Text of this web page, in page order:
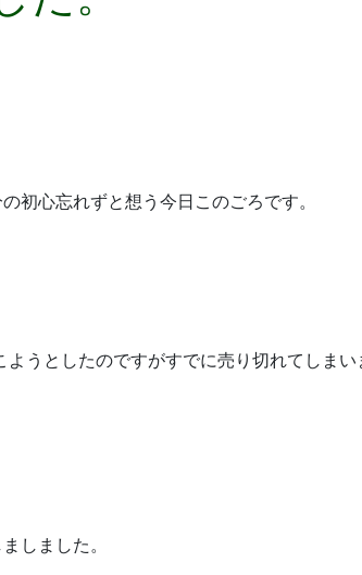
初心忘れずと想う今日このごろです。
うとしたのですがすでに売り切れてしま
しました。